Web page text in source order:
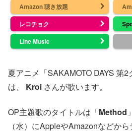
Amazon 聴き放題
レコチョク
Line Music
夏アニメ「SAKAMOTO DAYS 第
は、 Kroi さんが歌います。
OP主題歌のタイトルは「Method
（水）にAppleやAmazonなどか